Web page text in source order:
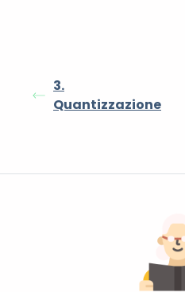
3.
Quantizzazione